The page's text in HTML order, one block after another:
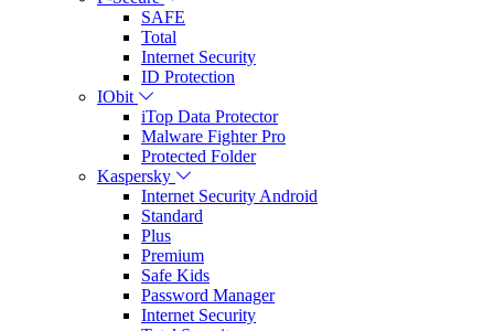
SAFE
Total
Internet Security
ID Protection
IObit
iTop Data Protector
Malware Fighter Pro
Protected Folder
Kaspersky
Internet Security Android
Standard
Plus
Premium
Safe Kids
Password Manager
Internet Security